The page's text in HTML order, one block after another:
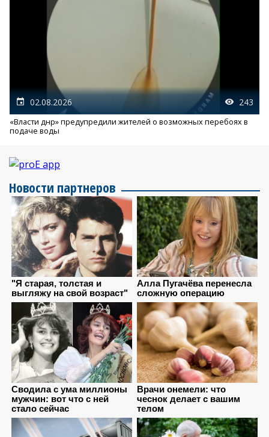
02.08.2026 243
«Власти днр» предупредили жителей о возможных перебоях в
подаче воды
Новости партнеров